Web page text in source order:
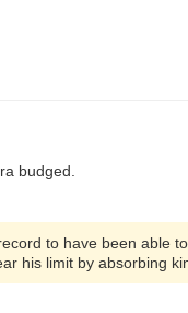
budged.
to have been able
his limit by absorbing